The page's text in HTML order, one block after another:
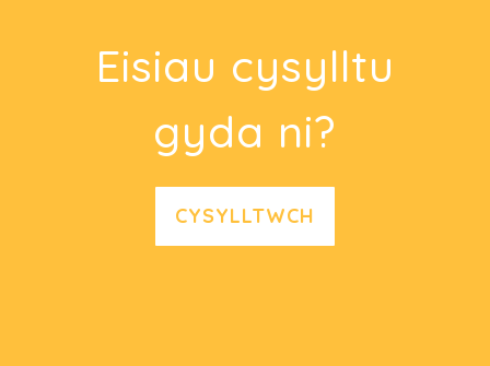
Eisiau cysylltu
gyda ni?
CYSYLLTWCH